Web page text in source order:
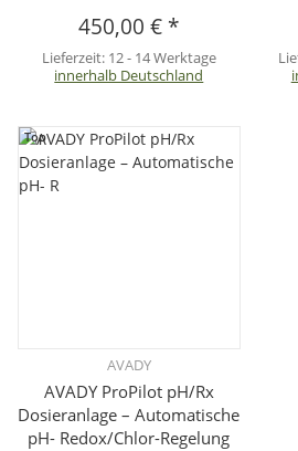
450,00 € *
Lieferzeit: 12 - 14 Werktage
innerhalb Deutschland
Top
AVADY
AVADY ProPilot pH/Rx
Dosieranlage – Automatische
pH- Redox/Chlor-Regelung